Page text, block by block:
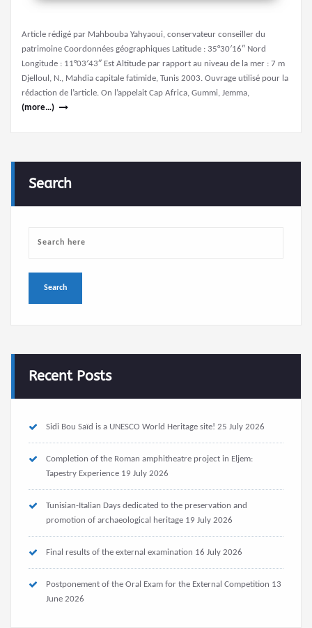
Article rédigé par Mahbouba Yahyaoui, conservateur conseiller du
patrimoine Coordonnées géographiques Latitude : 35°30′16″ Nord
Longitude : 11°03′43″ Est Altitude par rapport au niveau de la mer : 7 m
Djelloul, N., Mahdia capitale fatimide, Tunis 2003. Ouvrage utilisé pour la
rédaction de l’article. On l’appelait Cap Africa, Gummi, Jemma,
(more…)
Search
Recent Posts
Sidi Bou Saïd is a UNESCO World Heritage site! 25 July 2026
Completion of the Roman amphitheatre project in Eljem:
Tapestry Experience 19 July 2026
Tunisian-Italian Days dedicated to the preservation and
promotion of archaeological heritage 19 July 2026
Final results of the external examination 16 July 2026
Postponement of the Oral Exam for the External Competition 13
June 2026